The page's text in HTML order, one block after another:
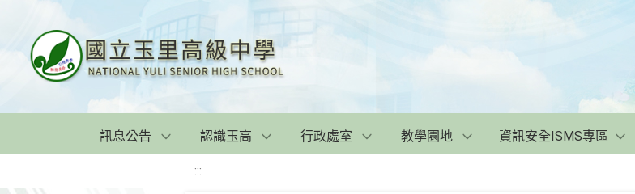
訊息公告 認識玉高 行政處室 教學園地 資訊安全ISMS專區
:::